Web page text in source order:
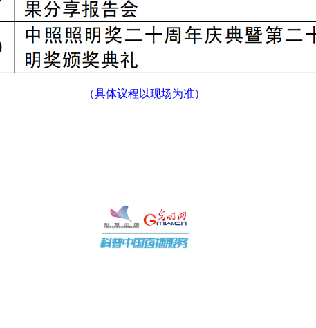
（具体议程以现场为准）